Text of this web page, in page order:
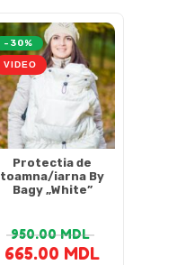
-30%
VIDEO
Protectia de
toamna/iarna By
Bagy „White”
950.00MDL
665.00 MDL